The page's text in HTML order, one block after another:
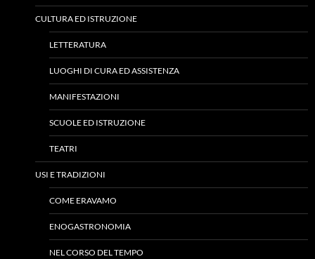
CULTURA ED ISTRUZIONE
LETTERATURA
LUOGHI DI CURA ED ASSISTENZA
MANIFESTAZIONI
SCUOLE ED ISTRUZIONE
TEATRI
USI E TRADIZIONI
COME ERAVAMO
ENOGASTRONOMIA
NEL CORSO DEL TEMPO